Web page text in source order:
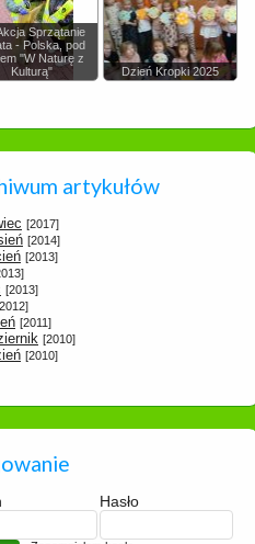
Sprzątanie
- Polska, pod
"W Naturę z
Kulturą"
Dzień Kropki 2025
artykułów
[2017]
[2014]
[2013]
[2013]
[2011]
[2010]
[2010]
Hasło